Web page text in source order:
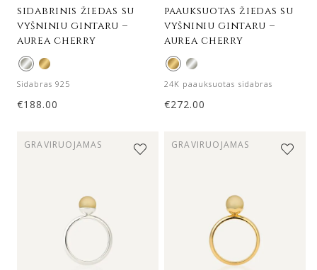
sidabrinis žiedas su
vyšniniu gintaru –
aurea cherry
Sidabras 925
€188.00
paauksuotas žiedas su
vyšniniu gintaru –
aurea cherry
24K paauksuotas sidabras
€272.00
GRAVIRUOJAMAS GRAVIRUOJAMAS